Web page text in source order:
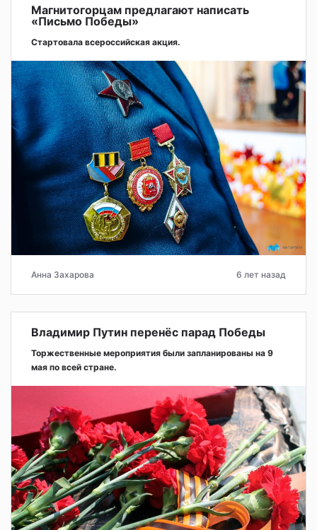
Магнитогорцам предлагают написать
«Письмо Победы»
Стартовала всероссийская акция.
Анна Захарова 6 лет назад
Владимир Путин перенёс парад Победы
Торжественные мероприятия были запланированы на 9
мая по всей стране.